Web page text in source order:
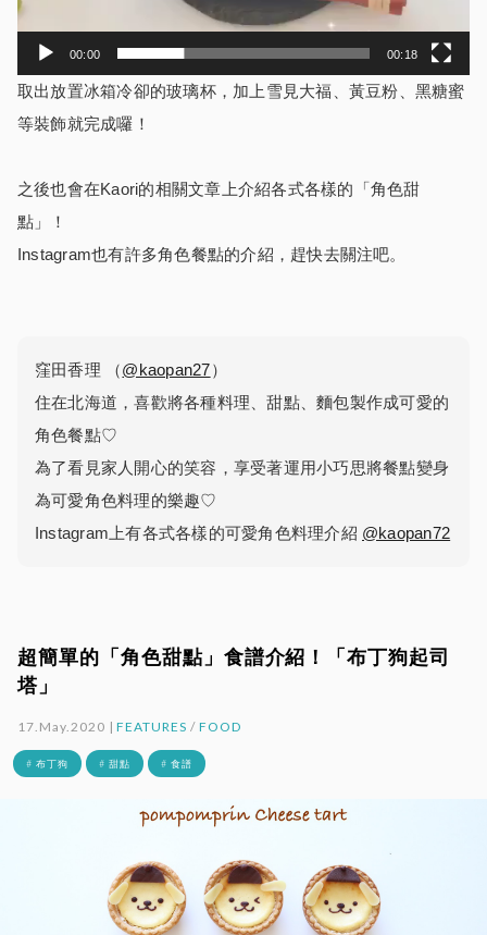
00:00 00:18
取出放置冰箱冷卻的玻璃杯，加上雪見大福、黃豆粉、黑糖蜜
等裝飾就完成囉！
之後也會在Kaori的相關文章上介紹各式各樣的「角色甜
點」！
Instagram也有許多角色餐點的介紹，趕快去關注吧。
窪田香理 （@kaopan27）
住在北海道，喜歡將各種料理、甜點、麵包製作成可愛的
角色餐點♡
為了看見家人開心的笑容，享受著運用小巧思將餐點變身
為可愛角色料理的樂趣♡
Instagram上有各式各樣的可愛角色料理介紹 @kaopan72
超簡單的「角色甜點」食譜介紹！「布丁狗起司
塔」
17.May.2020 |FEATURES /FOOD
# 布丁狗 # 甜點 # 食譜